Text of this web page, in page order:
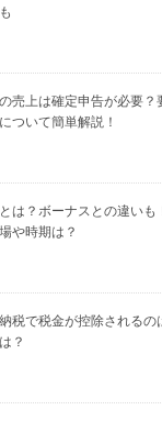
売上は確定申告が必要？
ついて簡単解説！
は？ボーナスとの違いも
や時期は？
税で税金が控除されるの
？